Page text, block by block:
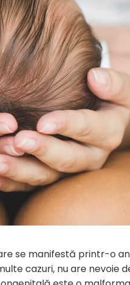
se manifestă printr-o
cazuri, nu are nevoie